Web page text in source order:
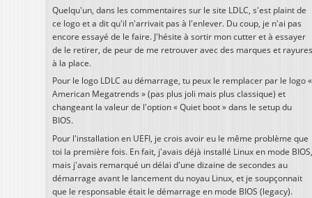
Quelqu'un, dans les commentaires sur le site LDLC, s'est plaint de
ce logo et a dit qu'il n'arrivait pas à l'enlever. Du coup, je n'ai pas
encore essayé de le faire. J'hésite à sortir mon cutter et à essayer
de le retirer, de peur de me retrouver avec des marques et rayures
à la place.
Pour le logo LDLC au démarrage, tu peux le remplacer par le logo «
American Megatrends » (pas plus joli mais plus classique) et
changeant la valeur de l'option « Quiet boot » dans le setup du
BIOS.
Pour l'installation en UEFI, je crois avoir eu le même problème que
toi la première fois. En fait, j'avais déjà installé Linux en mode BIOS,
mais j'avais remarqué un délai d'une dizaine de secondes au
démarrage avant le lancement du noyau Linux, et je soupçonnait
que le responsable était le démarrage en mode BIOS (legacy).